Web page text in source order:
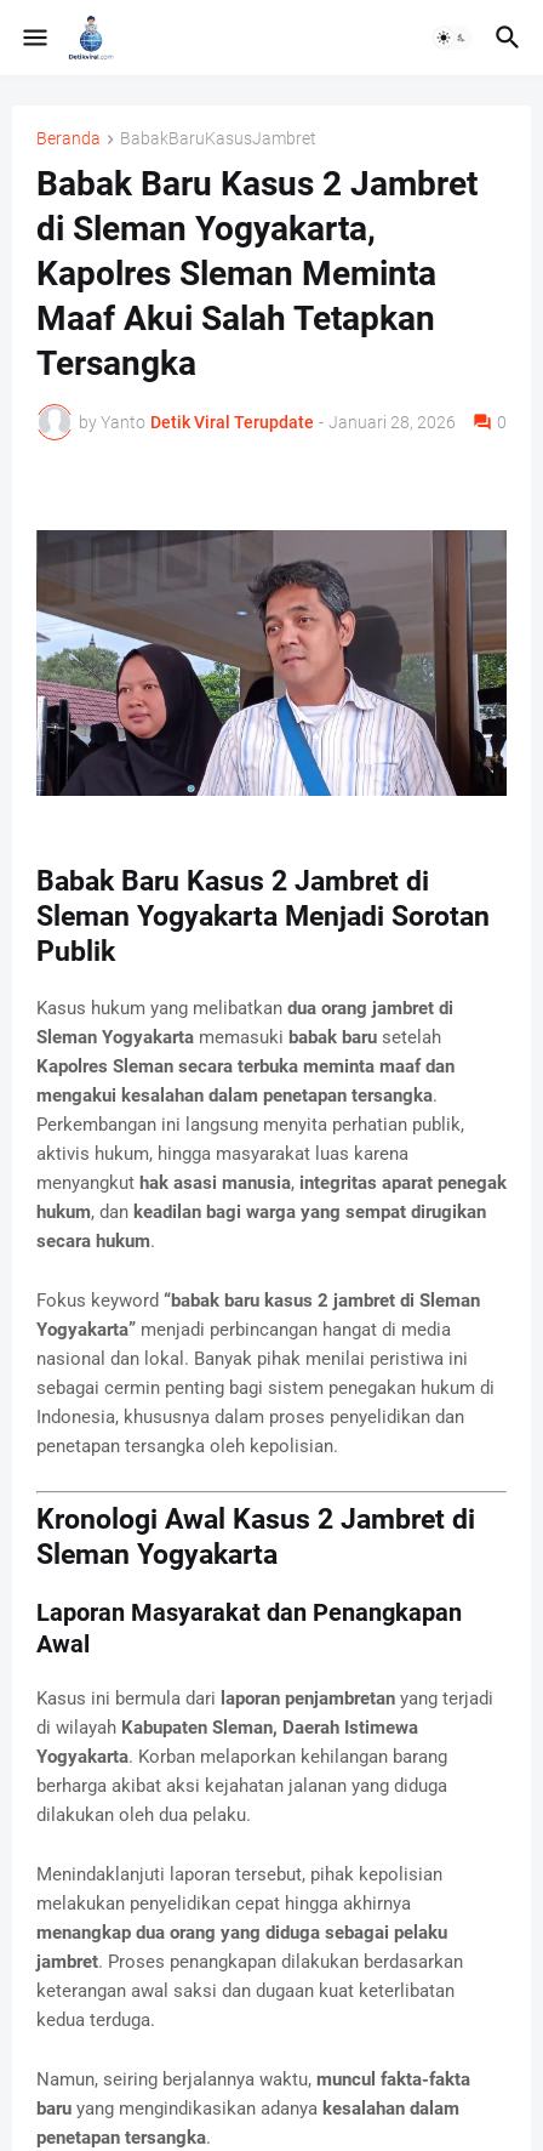
Beranda BabakBaruKasusJambret
Babak Baru Kasus 2 Jambret
di Sleman Yogyakarta,
Kapolres Sleman Meminta
Maaf Akui Salah Tetapkan
Tersangka
by Yanto Detik Viral Terupdate - Januari 28, 2026 0
Babak Baru Kasus 2 Jambret di
Sleman Yogyakarta Menjadi Sorotan
Publik
Kasus hukum yang melibatkan dua orang jambret di
Sleman Yogyakarta memasuki babak baru setelah
Kapolres Sleman secara terbuka meminta maaf dan
mengakui kesalahan dalam penetapan tersangka.
Perkembangan ini langsung menyita perhatian publik,
aktivis hukum, hingga masyarakat luas karena
menyangkut hak asasi manusia, integritas aparat penegak
hukum, dan keadilan bagi warga yang sempat dirugikan
secara hukum.
Fokus keyword “babak baru kasus 2 jambret di Sleman
Yogyakarta” menjadi perbincangan hangat di media
nasional dan lokal. Banyak pihak menilai peristiwa ini
sebagai cermin penting bagi sistem penegakan hukum di
Indonesia, khususnya dalam proses penyelidikan dan
penetapan tersangka oleh kepolisian.
Kronologi Awal Kasus 2 Jambret di
Sleman Yogyakarta
Laporan Masyarakat dan Penangkapan
Awal
Kasus ini bermula dari laporan penjambretan yang terjadi
di wilayah Kabupaten Sleman, Daerah Istimewa
Yogyakarta. Korban melaporkan kehilangan barang
berharga akibat aksi kejahatan jalanan yang diduga
dilakukan oleh dua pelaku.
Menindaklanjuti laporan tersebut, pihak kepolisian
melakukan penyelidikan cepat hingga akhirnya
menangkap dua orang yang diduga sebagai pelaku
jambret. Proses penangkapan dilakukan berdasarkan
keterangan awal saksi dan dugaan kuat keterlibatan
kedua terduga.
Namun, seiring berjalannya waktu, muncul fakta-fakta
baru yang mengindikasikan adanya kesalahan dalam
penetapan tersangka.